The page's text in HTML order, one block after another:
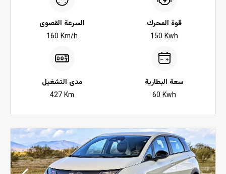
قوة المحرك
150 Kwh
السرعة القصوى
160 Km/h
سعة البطارية
60 Kwh
مدى التشغيل
427 Km